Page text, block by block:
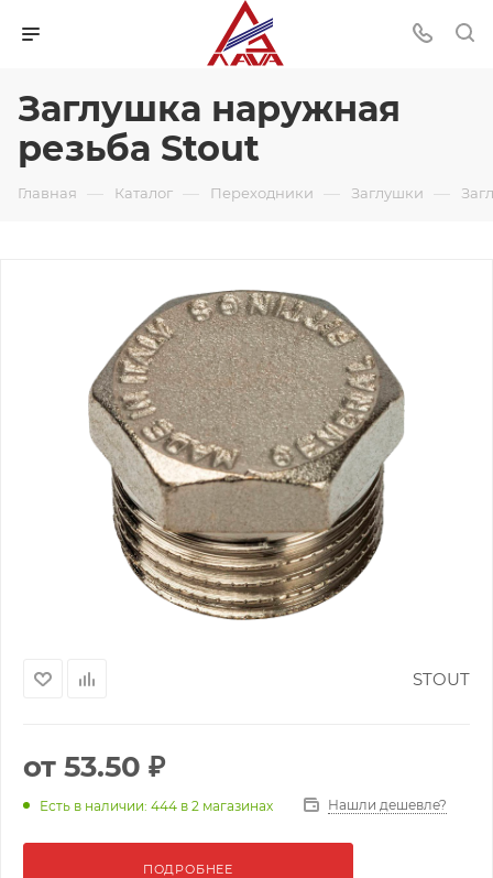
Заглушка наружная
резьба Stout
Главная — Каталог — Переходники — Заглушки —
STOUT
от 53.50 ₽
Есть в наличии: 444 в 2 магазинах Нашли дешевле?
ПОДРОБНЕЕ